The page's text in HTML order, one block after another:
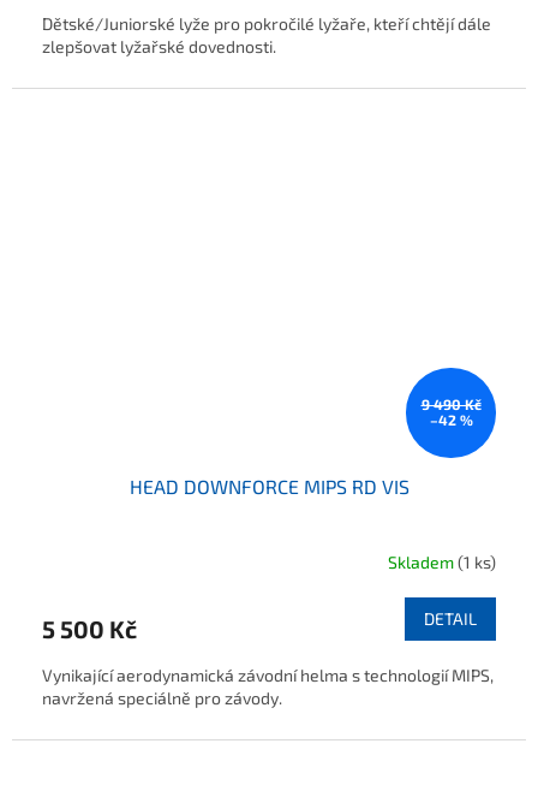
Dětské/Juniorské lyže pro pokročilé lyžaře, kteří chtějí dále
zlepšovat lyžařské dovednosti.
9 490 Kč
–42 %
HEAD DOWNFORCE MIPS RD VIS
Skladem(1 ks)
5 500 Kč DETAIL
Vynikající aerodynamická závodní helma s technologií MIPS,
navržená speciálně pro závody.